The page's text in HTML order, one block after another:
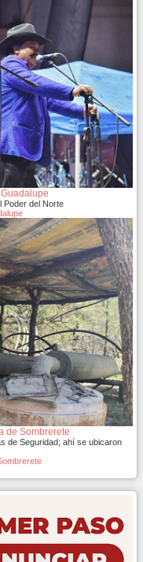
Poder del Norte
de Sombrerete
de Seguridad; ahí se ubicaron